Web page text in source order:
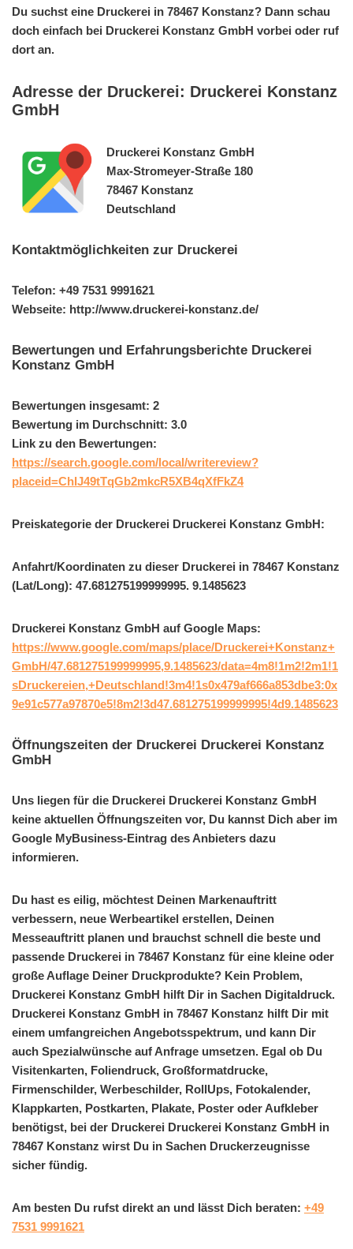
Du suchst eine Druckerei in 78467 Konstanz? Dann schau
doch einfach bei Druckerei Konstanz GmbH vorbei oder ruf
dort an.
Adresse der Druckerei: Druckerei Konstanz
GmbH
Druckerei Konstanz GmbH
Max-Stromeyer-Straße 180
78467 Konstanz
Deutschland
Kontaktmöglichkeiten zur Druckerei
Telefon: +49 7531 9991621
Webseite: http://www.druckerei-konstanz.de/
Bewertungen und Erfahrungsberichte Druckerei
Konstanz GmbH
Bewertungen insgesamt: 2
Bewertung im Durchschnitt: 3.0
Link zu den Bewertungen:
https://search.google.com/local/writereview?
placeid=ChIJ49tTqGb2mkcR5XB4qXfFkZ4
Preiskategorie der Druckerei Druckerei Konstanz GmbH:
Anfahrt/Koordinaten zu dieser Druckerei in 78467 Konstanz
(Lat/Long): 47.681275199999995. 9.1485623
Druckerei Konstanz GmbH auf Google Maps:
https://www.google.com/maps/place/Druckerei+Konstanz+
GmbH/47.681275199999995,9.1485623/data=4m8!1m2!2m1!1
sDruckereien,+Deutschland!3m4!1s0x479af666a853dbe3:0x
9e91c577a97870e5!8m2!3d47.681275199999995!4d9.1485623
Öffnungszeiten der Druckerei Druckerei Konstanz
GmbH
Uns liegen für die Druckerei Druckerei Konstanz GmbH
keine aktuellen Öffnungszeiten vor, Du kannst Dich aber im
Google MyBusiness-Eintrag des Anbieters dazu
informieren.
Du hast es eilig, möchtest Deinen Markenauftritt
verbessern, neue Werbeartikel erstellen, Deinen
Messeauftritt planen und brauchst schnell die beste und
passende Druckerei in 78467 Konstanz für eine kleine oder
große Auflage Deiner Druckprodukte? Kein Problem,
Druckerei Konstanz GmbH hilft Dir in Sachen Digitaldruck.
Druckerei Konstanz GmbH in 78467 Konstanz hilft Dir mit
einem umfangreichen Angebotsspektrum, und kann Dir
auch Spezialwünsche auf Anfrage umsetzen. Egal ob Du
Visitenkarten, Foliendruck, Großformatdrucke,
Firmenschilder, Werbeschilder, RollUps, Fotokalender,
Klappkarten, Postkarten, Plakate, Poster oder Aufkleber
benötigst, bei der Druckerei Druckerei Konstanz GmbH in
78467 Konstanz wirst Du in Sachen Druckerzeugnisse
sicher fündig.
Am besten Du rufst direkt an und lässt Dich beraten: +49
7531 9991621